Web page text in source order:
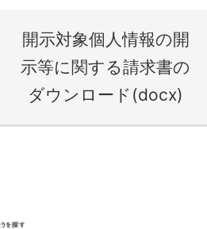
開示対象個人情報の開
示等に関する請求書の
ダウンロード(docx)